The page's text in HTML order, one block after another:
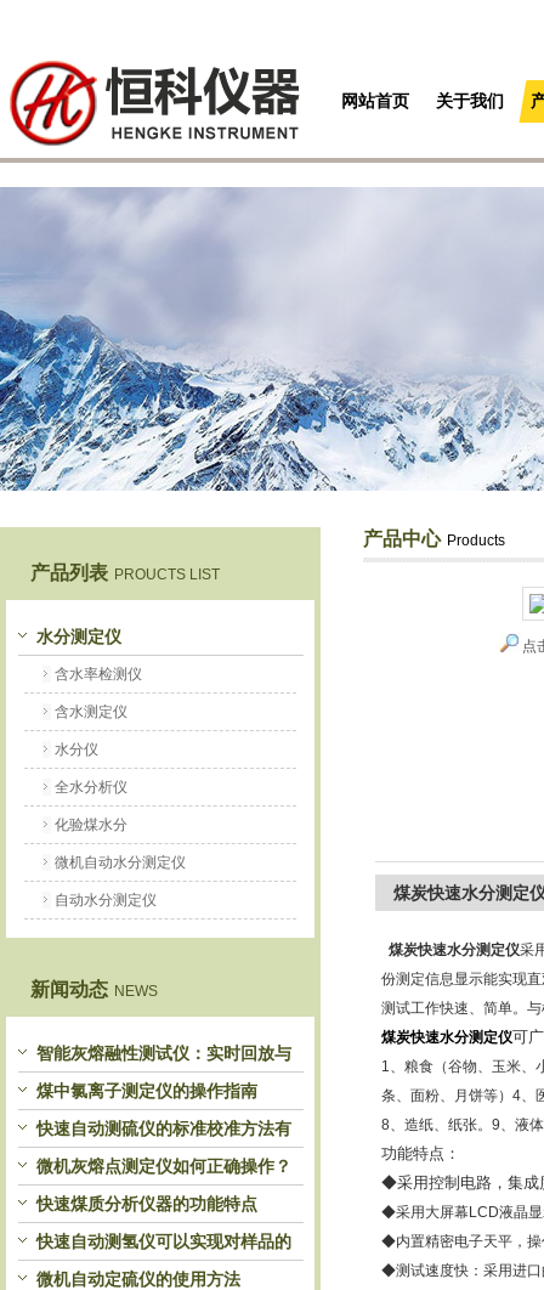
网站首页 关于我们
产品列表 PROUCTS LIST
水分测定仪
含水率检测仪
含水测定仪
水分仪
全水分析仪
化验煤水分
微机自动水分测定仪
自动水分测定仪
新闻动态 NEWS
智能灰熔融性测试仪：实时回放与
历史分析，解锁灰熔特性精准洞察
煤中氯离子测定仪的操作指南
快速自动测硫仪的标准校准方法有
哪些？
微机灰熔点测定仪如何正确操作？
快速煤质分析仪器的功能特点
快速自动测氢仪可以实现对样品的
自动处理和检测
微机自动定硫仪的使用方法
产品中心 Products
点
煤炭快速水分测定
煤炭快速水分测定仪采
份测定信息显示能实现
测试工作快速、简单。
煤炭快速水分测定仪可
1、粮食（谷物、玉米、
条、面粉、月饼等）4、
8、造纸、纸张。9、液
功能特点：
◆采用控制电路，集成
◆采用大屏幕LCD液晶显
◆内置精密电子天平，操
◆测试速度快：采用进口